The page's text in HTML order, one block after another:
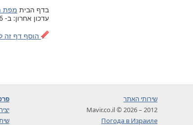
בדף הבית מפת
עדכון אחרון: ב- 06 אוגוסט 2026, יום חמישי, 18:30
הוסף דף זה
שירותי האתר
2012 – 2026 © Mavir.co.il
Погода в Израиле